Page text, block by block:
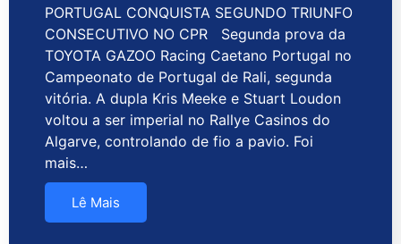
PORTUGAL CONQUISTA SEGUNDO TRIUNFO
CONSECUTIVO NO CPR Segunda prova da
TOYOTA GAZOO Racing Caetano Portugal no
Campeonato de Portugal de Rali, segunda
vitória. A dupla Kris Meeke e Stuart Loudon
voltou a ser imperial no Rallye Casinos do
Algarve, controlando de fio a pavio. Foi
mais…
Lê Mais